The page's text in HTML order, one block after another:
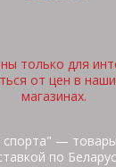
только для
от цен в
магазинах.
—
по